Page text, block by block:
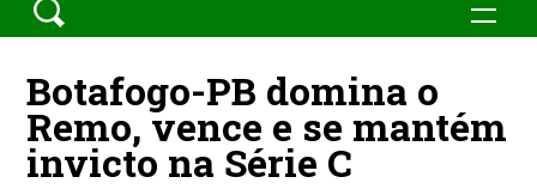
Botafogo-PB domina o
Remo, vence e se mantém
invicto na Série C